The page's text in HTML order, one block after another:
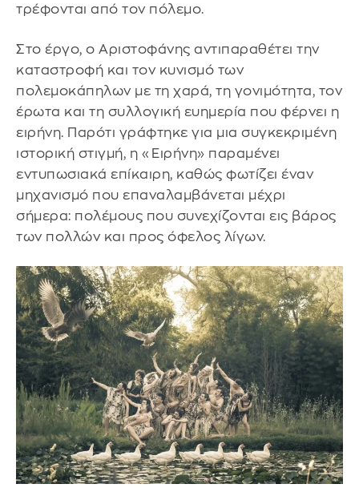
τρέφονται από τον πόλεμο.
Στο έργο, ο Αριστοφάνης αντιπαραθέτει την
καταστροφή και τον κυνισμό των
πολεμοκάπηλων με τη χαρά, τη γονιμότητα, τον
έρωτα και τη συλλογική ευημερία που φέρνει η
ειρήνη. Παρότι γράφτηκε για μια συγκεκριμένη
ιστορική στιγμή, η «Ειρήνη» παραμένει
εντυπωσιακά επίκαιρη, καθώς φωτίζει έναν
μηχανισμό που επαναλαμβάνεται μέχρι
σήμερα: πολέμους που συνεχίζονται εις βάρος
των πολλών και προς όφελος λίγων.